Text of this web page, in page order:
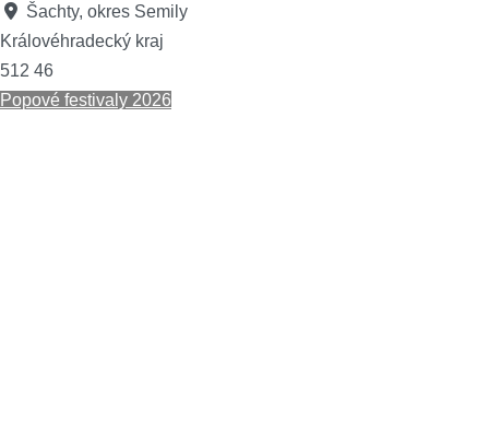
Šachty, okres Semily
Královéhradecký kraj
512 46
Popové festivaly 2026